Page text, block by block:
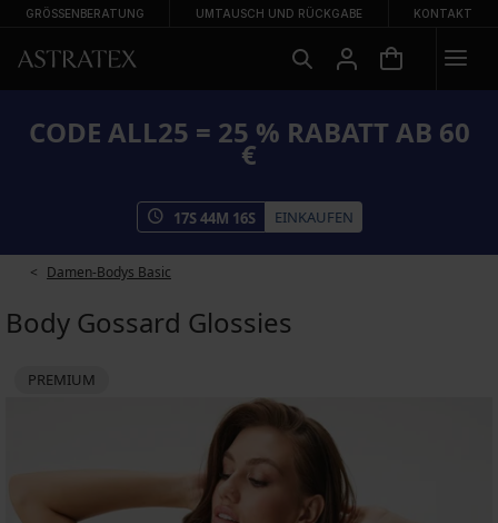
GRÖSSENBERATUNG UMTAUSCH UND RÜCKGABE KONTAKT
CODE ALL25 = 25 % RABATT AB 60
€
17S44M 16S EINKAUFEN
Damen-Bodys Basic
Body Gossard Glossies
PREMIUM